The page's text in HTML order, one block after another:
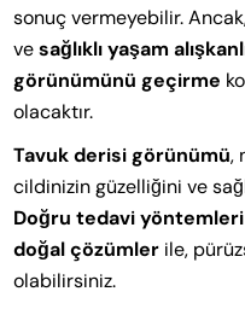
sonuç vermeyebilir.
vesağlıklı yaşam
görünümünü geçirme
olacaktır.
Tavuk derisi görünümü,
cildinizin güzelliğini ve
Doğru tedavi
doğal çözümler ile,
olabilirsiniz.